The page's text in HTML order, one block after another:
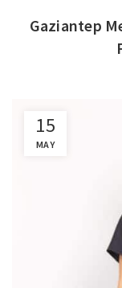
Gaziantep
15
MAY